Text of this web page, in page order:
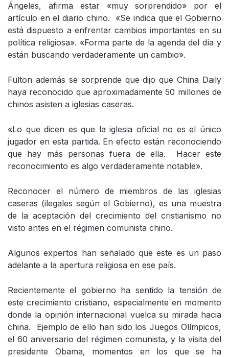
Ángeles, afirma estar «muy sorprendido» por el
artículo en el diario chino. «Se indica que el Gobierno
está dispuesto a enfrentar cambios importantes en su
política religiosa». «Forma parte de la agenda del día y
están buscando verdaderamente un cambio».
Fulton además se sorprende que dijo que China Daily
haya reconocido que aproximadamente 50 millones de
chinos asisten a iglesias caseras.
«Lo que dicen es que la iglesia oficial no es el único
jugador en esta partida. En efecto están reconociendo
que hay más personas fuera de ella. Hacer este
reconocimiento es algo verdaderamente notable».
Reconocer el número de miembros de las iglesias
caseras (ilegales según el Gobierno), es una muestra
de la aceptación del crecimiento del cristianismo no
visto antes en el régimen comunista chino.
Algunos expertos han señalado que este es un paso
adelante a la apertura religiosa en ese país.
Recientemente el gobierno ha sentido la tensión de
este crecimiento cristiano, especialmente en momento
donde la opinión internacional vuelca su mirada hacia
china. Ejemplo de ello han sido los Juegos Olímpicos,
el 60 aniversario del régimen comunista, y la visita del
presidente Obama, momentos en los que se ha